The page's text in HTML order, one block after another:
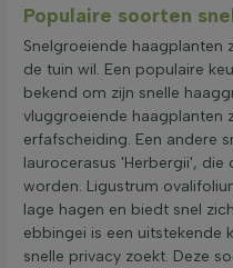
Populaire soorten
Snelgroeiende haagplanten
de tuin wil. Een populaire
bekend om zijn snelle
vluggroeiende haagplanten
erfafscheiding. Een andere
laurocerasus 'Herbergii',
worden. Ligustrum
lage hagen en biedt snel
ebbingei is een uitstekende
snelle privacy zoekt. Deze